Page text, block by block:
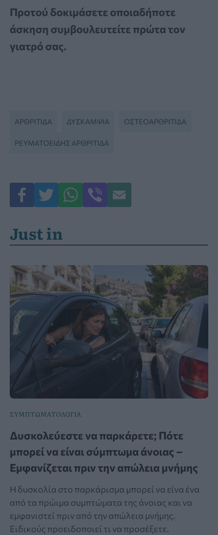
Προτού δοκιμάσετε οποιαδήποτε
άσκηση συμβουλευτείτε πρώτα τον
γιατρό σας.
ΑΡΘΡΊΤΙΔΑ ΔΥΣΚΑΜΨΊΑ ΟΣΤΕΟΑΡΘΡΙΤΙΔΑ
ΡΕΥΜΑΤΟΕΙΔΗΣ ΑΡΘΡΙΤΙΔΑ
Just in
ΣΥΜΠΤΩΜΑΤΟΛΟΓΙΑ
Δυσκολεύεστε να παρκάρετε; Πότε
μπορεί να είναι σύμπτωμα άνοιας –
Εμφανίζεται πριν την απώλεια μνήμης
Η δυσκολία στο παρκάρισμα μπορεί να είνα ένα
από τα πρώιμα συμπτώματα της άνοιας και να
εμφανιστεί πριν από την απώλεια μνήμης.
Ειδικούς προειδοποιεί τι να προσέξετε.